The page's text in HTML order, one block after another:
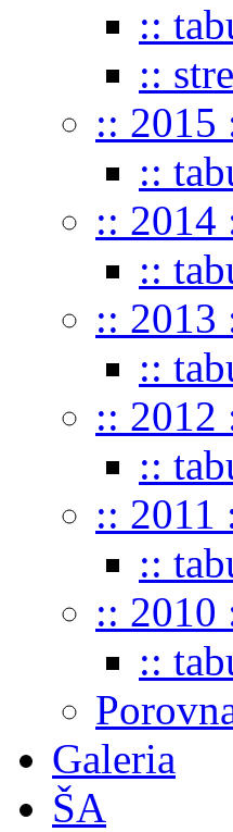
::
::
:: 2015
::
:: 2014
::
:: 2013
::
:: 2012
::
:: 2011
::
:: 2010
::
Galeria
ŠA